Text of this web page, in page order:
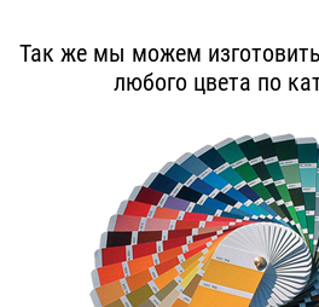
Так же мы можем
любого цвета по